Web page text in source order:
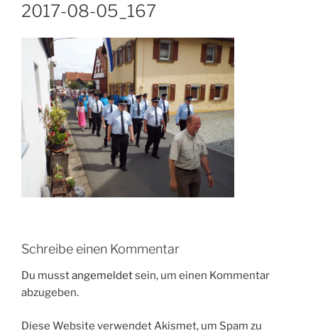
2017-08-05_167
Schreibe einen Kommentar
Du musstangemeldetsein, um einen Kommentar
abzugeben.
Diese Website verwendet Akismet, um Spam zu